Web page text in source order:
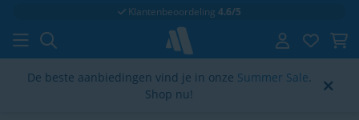
Klantenbeoordeling 4.6/5
De beste aanbiedingen vind je in onze Summer Sale.
Shop nu!